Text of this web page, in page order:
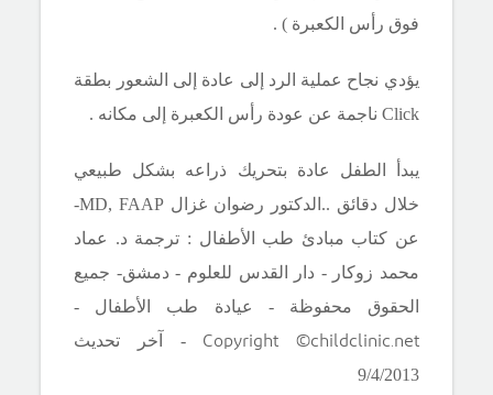
فوق رأس الكعبرة ) .
يؤدي نجاح عملية الرد إلى عادة إلى الشعور بطقة
Click ناجمة عن عودة رأس الكعبرة إلى مكانه .
يبدأ الطفل عادة بتحريك ذراعه بشكل طبيعي
خلال دقائق ..الدكتور رضوان غزال
-
عن كتاب مبادئ طب الأطفال : ترجمة د. عماد
محمد زوكار - دار القدس للعلوم - دمشق- جميع
الحقوق محفوظة - عيادة طب الأطفال -
Copyright ©childclinic.net - آخر تحديث
9/4/2013